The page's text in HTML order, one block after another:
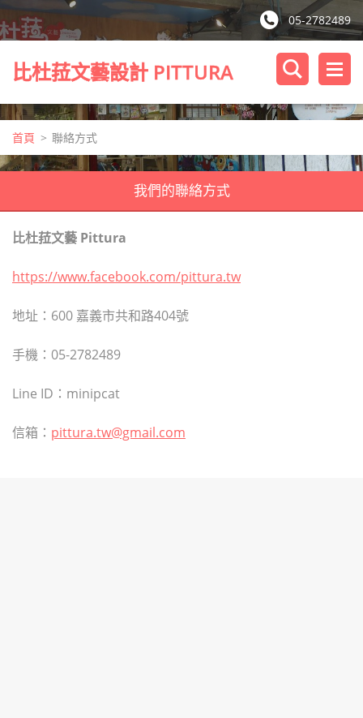
05-2782489
比杜菈文藝設計 PITTURA
首頁 > 聯絡方式
我們的聯絡方式
比杜菈文藝 Pittura
https://www.facebook.com/pittura.tw
地址：600 嘉義市共和路404號
手機：05-2782489
Line ID：minipcat
信箱： pittura.tw@gmail.com